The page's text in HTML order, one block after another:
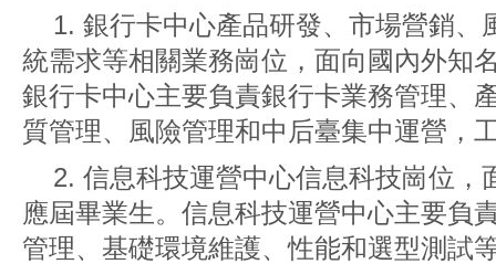
1. 銀行卡中心產品研發、市場營銷、
統需求等相關業務崗位，面向國內外知
銀行卡中心主要負責銀行卡業務管理、
質管理、風險管理和中后臺集中運營，
2. 信息科技運營中心信息科技崗位，
應屆畢業生。信息科技運營中心主要負
管理、基礎環境維護、性能和選型測試